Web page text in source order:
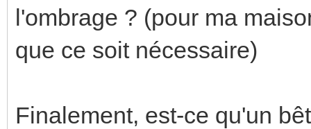
l'ombrage ? (pour ma
que ce soit nécessaire)
Finalement, est-ce qu'un